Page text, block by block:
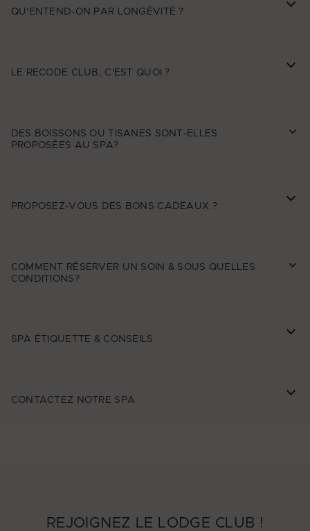
QU'ENTEND-ON PAR LONGÉVITÉ ?
LE RECODE CLUB, C'EST QUOI ?
DES BOISSONS OU TISANES SONT-ELLES
PROPOSÉES AU SPA?
PROPOSEZ-VOUS DES BONS CADEAUX ?
COMMENT RÉSERVER UN SOIN & SOUS QUELLES
CONDITIONS?
SPA ÉTIQUETTE & CONSEILS
CONTACTEZ NOTRE SPA
REJOIGNEZ LE LODGE CLUB !